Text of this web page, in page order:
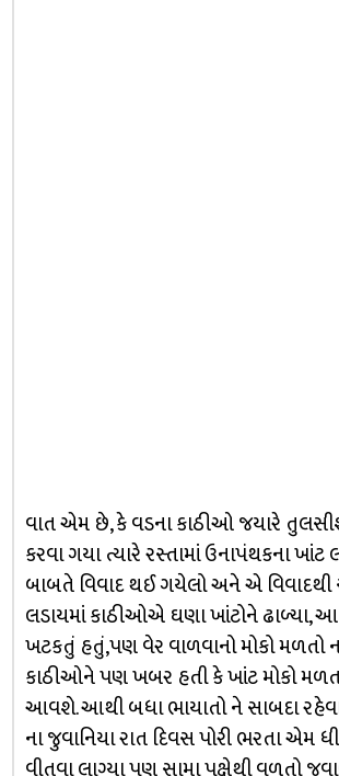
વાત એમ છે, કે વડના કાઠીઓ જયારે
કરવા ગયા ત્યારે રસ્તામાં ઉનાપંથકના ખાંટ
બાબતે વિવાદ થઈ ગયેલો અને એ વિવાદથી
લડાયમાં કાઠીઓએ ઘણા ખાંટોને ઢાળ્યા,
ખટકતું હતું,પણ વેર વાળવાનો મોકો મળતો
કાઠીઓને પણ ખબર હતી કે ખાંટ મોકો
આવશે. આથી બધા ભાયાતો ને સાબદા
ના જુવાનિયા રાત દિવસ પોરી ભરતા એમ